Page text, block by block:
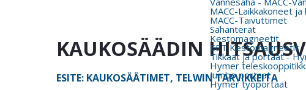
MACC-Laikkakoneet
MACC-Taivuttimet
Sahanterät
Kestomagneetit
EET Kestomagneetit
Tikkaat ja portaat -
Hymer
Jumbo portaat
Hymer työportaat
KAUKOSÄÄDIN
ESITE: KAUKOSÄÄTIMET, TELWIN TARVIKKEITA